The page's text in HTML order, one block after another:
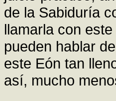
de la Sabiduría
llamarla con
pueden hablar
este Eón tan
así, mucho